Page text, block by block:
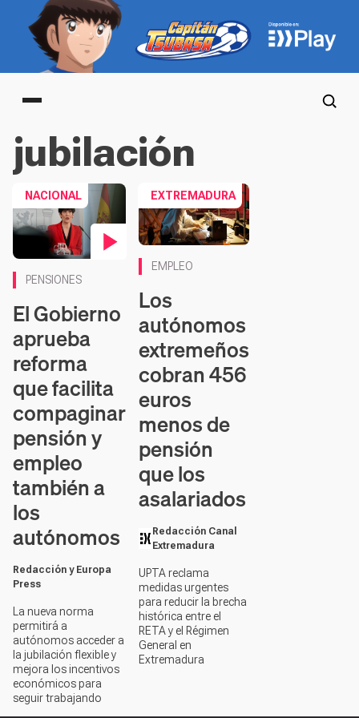
Main menu
jubilación
NACIONAL
PENSIONES
El Gobierno
aprueba
reforma
que facilita
compaginar
pensión y
empleo
también a
los
autónomos
Redacción y Europa
Press
La nueva norma
permitirá a
autónomos acceder a
la jubilación flexible y
mejora los incentivos
económicos para
seguir trabajando
EXTREMADURA
EMPLEO
Los
autónomos
extremeños
cobran 456
euros
menos de
pensión
que los
asalariados
Redacción Canal
Extremadura
UPTA reclama
medidas urgentes
para reducir la brecha
histórica entre el
RETA y el Régimen
General en
Extremadura